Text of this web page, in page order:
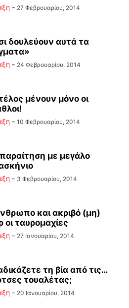
- 27 Φεβρουαρίου, 2014
δουλεύουν αυτά τα
- 24 Φεβρουαρίου, 2014
μένουν μόνο οι
- 10 Φεβρουαρίου, 2014
με μεγάλο
- 3 Φεβρουαρίου, 2014
και ακριβό (μη)
οι ταυρομαχίες
- 27 Ιανουαρίου, 2014
τη βία από τις…
τουαλέτας;
- 20 Ιανουαρίου, 2014